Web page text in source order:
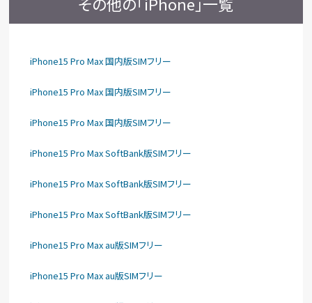
iPhone15 Pro Max 国内版SIMフリー
iPhone15 Pro Max 国内版SIMフリー
iPhone15 Pro Max 国内版SIMフリー
iPhone15 Pro Max SoftBank版SIMフリー
iPhone15 Pro Max SoftBank版SIMフリー
iPhone15 Pro Max SoftBank版SIMフリー
iPhone15 Pro Max au版SIMフリー
iPhone15 Pro Max au版SIMフリー